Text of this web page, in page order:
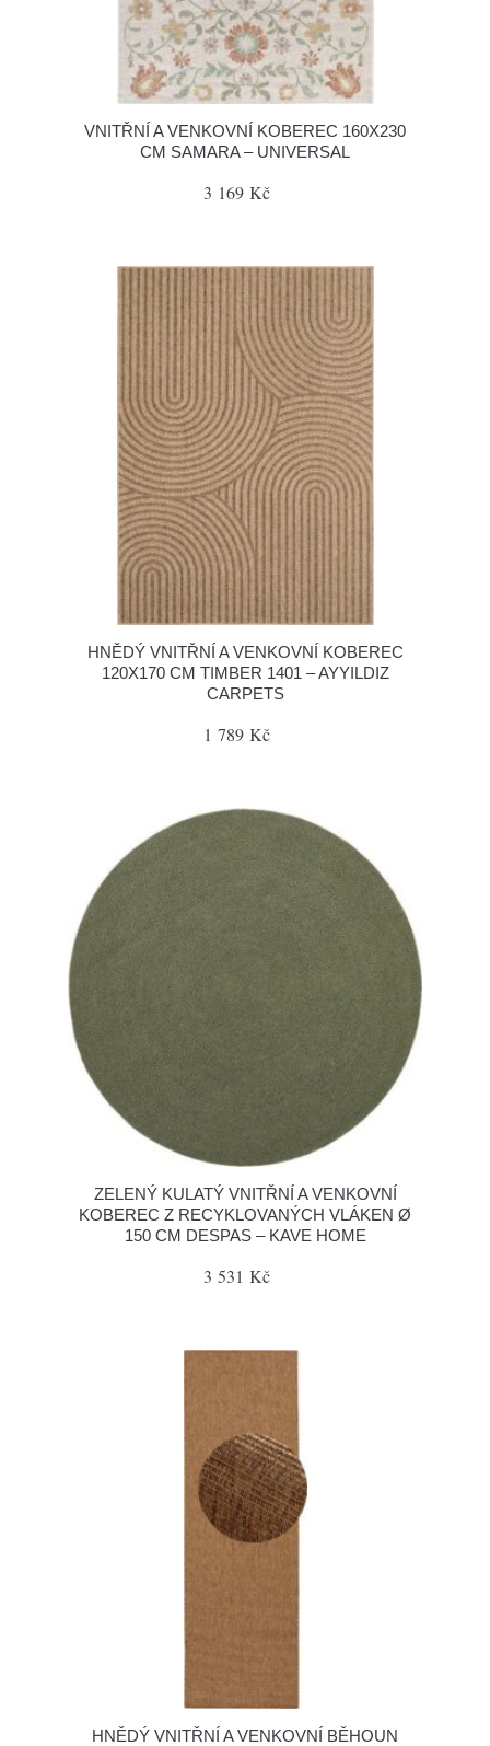
VNITŘNÍ A VENKOVNÍ KOBEREC 160X230
CM SAMARA – UNIVERSAL
3 169 Kč
HNĚDÝ VNITŘNÍ A VENKOVNÍ KOBEREC
120X170 CM TIMBER 1401 – AYYILDIZ
CARPETS
1 789 Kč
ZELENÝ KULATÝ VNITŘNÍ A VENKOVNÍ
KOBEREC Z RECYKLOVANÝCH VLÁKEN Ø
150 CM DESPAS – KAVE HOME
3 531 Kč
HNĚDÝ VNITŘNÍ A VENKOVNÍ BĚHOUN